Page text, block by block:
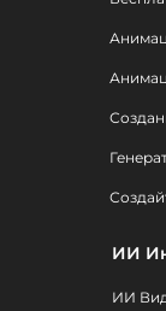
ИИ
ИИ